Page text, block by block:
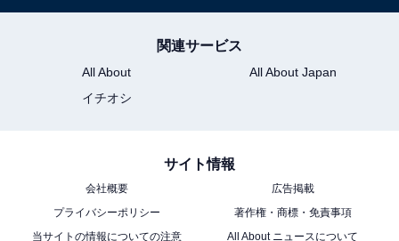
関連サービス
All About
All About Japan
イチオシ
サイト情報
会社概要
広告掲載
プライバシーポリシー
著作権・商標・免責事項
当サイトの情報についての注意
All About ニュースについて